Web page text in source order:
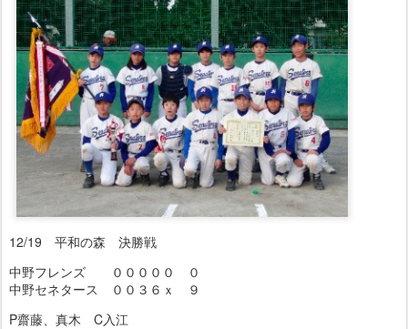
12/19 平和の森 決勝戦
中野フレンズ ０００００ ０
中野セネタース ００３６ｘ ９
P齋藤、真木 C入江